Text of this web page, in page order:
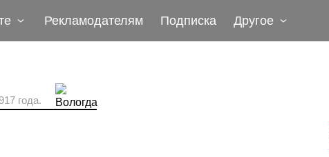
Рекламодателям Подписка Другое
года.